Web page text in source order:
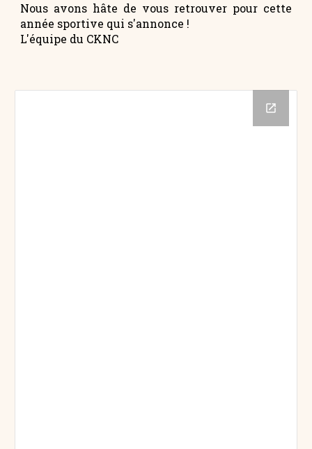
Nous avons hâte de vous retrouver pour cette
année sportive qui s'annonce !
L'équipe du CKNC